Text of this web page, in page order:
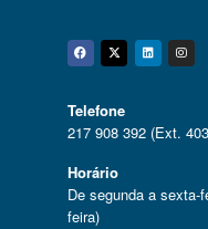
Twitter
Telefone
217 908 392 (Ext.
Horário
De segunda a sexta-
feira)